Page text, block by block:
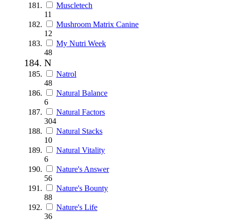
Muscletech
11
Mushroom Matrix Canine
12
My Nutri Week
48
N
Natrol
48
Natural Balance
6
Natural Factors
304
Natural Stacks
10
Natural Vitality
6
Nature's Answer
56
Nature's Bounty
88
Nature's Life
36